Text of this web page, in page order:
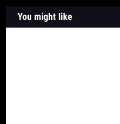
You might like